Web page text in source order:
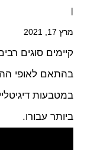
|
מרץ 17, 2021
קיימים סוגים
בהתאם לאופי
במטבעות
ביותר עבורו.